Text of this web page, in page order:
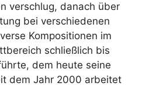
verschlug, danach über
bei verschiedenen
Kompositionen im
schließlich bis
dem heute seine
dem Jahr 2000 arbeitet